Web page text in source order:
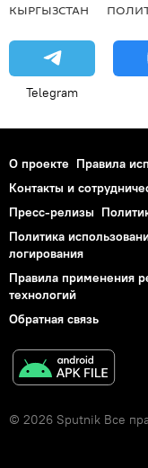
КЫРГЫЗСТАН
Telegram
О проекте Правила
Контакты и
Пресс-релизы
Политика
логирования
Правила применения
технологий
Обратная связь
© 2026 Sputnik Все